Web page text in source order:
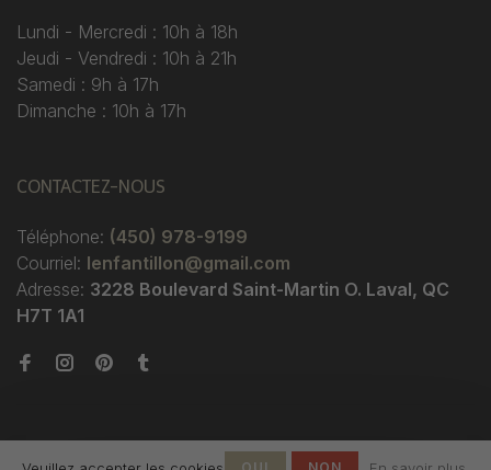
Lundi - Mercredi : 10h à 18h
Jeudi - Vendredi : 10h à 21h
Samedi : 9h à 17h
Dimanche : 10h à 17h
CONTACTEZ-NOUS
Téléphone: (450) 978-9199
Courriel: lenfantillon@gmail.com
Adresse: 3228 Boulevard Saint-Martin O. Laval, QC
H7T 1A1